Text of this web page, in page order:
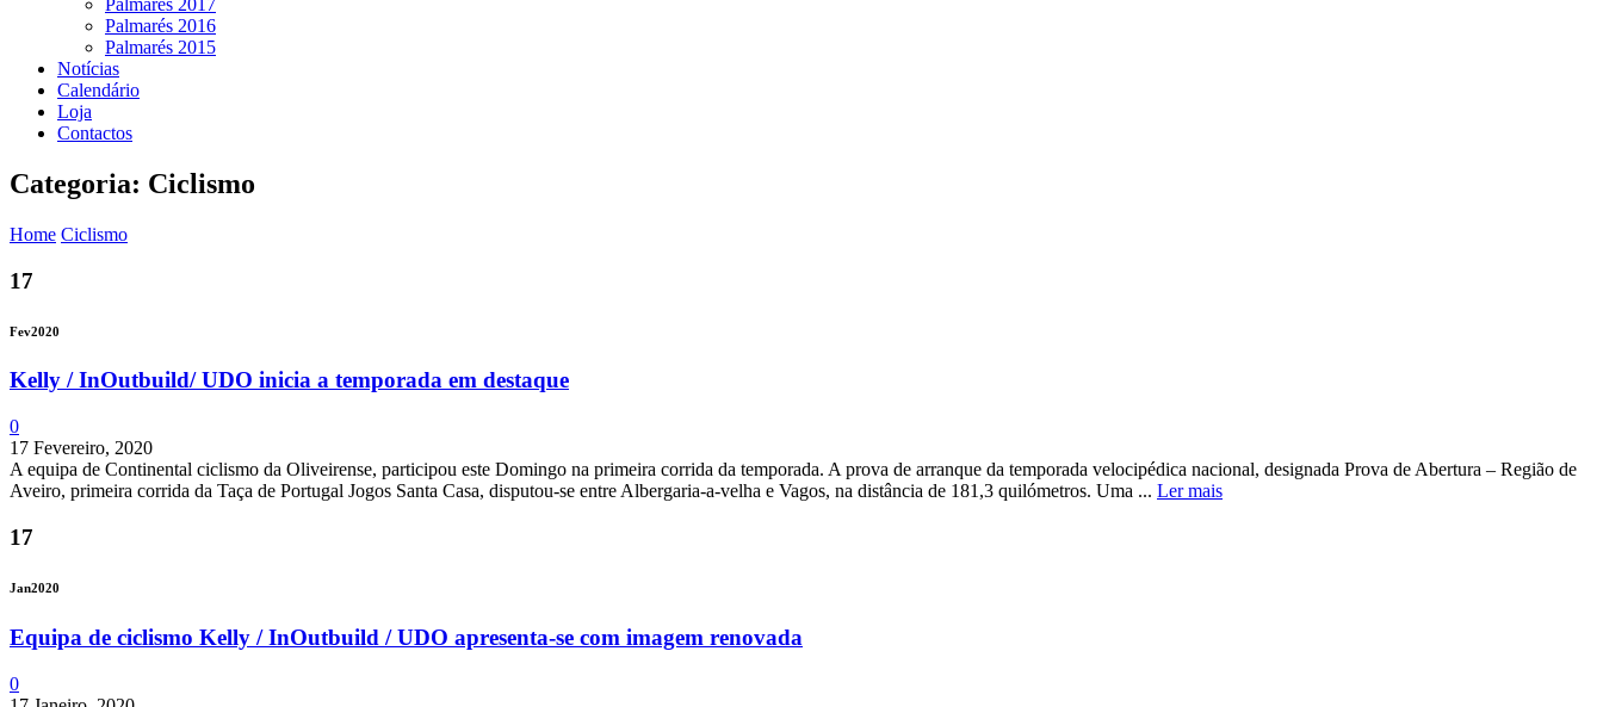
Palmarés 2017
Palmarés 2016
Palmarés 2015
Notícias
Calendário
Loja
Contactos
Categoria: Ciclismo
Home Ciclismo
17
Fev2020
Kelly / InOutbuild/ UDO inicia a temporada em destaque
0
17 Fevereiro, 2020
A equipa de Continental ciclismo da Oliveirense, participou este Domingo na primeira corrida da temporada. A prova de arranque da temporada velocipédica nacional, designada Prova de Abertura – Região de
Aveiro, primeira corrida da Taça de Portugal Jogos Santa Casa, disputou-se entre Albergaria-a-velha e Vagos, na distância de 181,3 quilómetros. Uma ... Ler mais
17
Jan2020
Equipa de ciclismo Kelly / InOutbuild / UDO apresenta-se com imagem renovada
0